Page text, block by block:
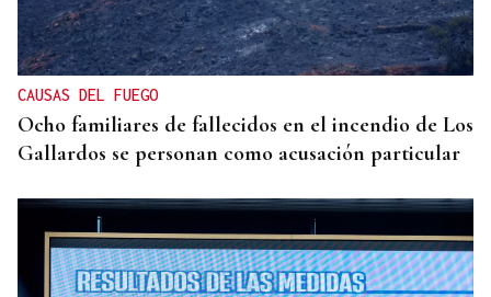
CAUSAS DEL FUEGO
Ocho familiares de fallecidos en el incendio de Los
Gallardos se personan como acusación particular